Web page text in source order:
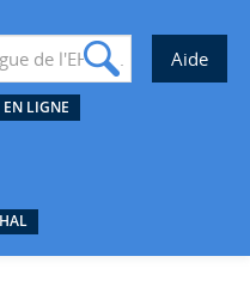
EN LIGNE
HAL